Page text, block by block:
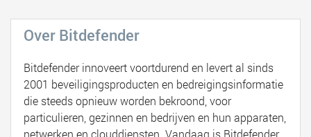
Over Bitdefender
Bitdefender innoveert voortdurend en levert al sinds
2001 beveiligingsproducten en bedreigingsinformatie
die steeds opnieuw worden bekroond, voor
particulieren, gezinnen en bedrijven en hun apparaten,
netwerken en clouddiensten. Vandaag is Bitdefender